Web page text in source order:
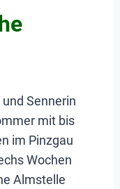
Sennerin
mit bis
im Pinzgau
Wochen
Almstelle